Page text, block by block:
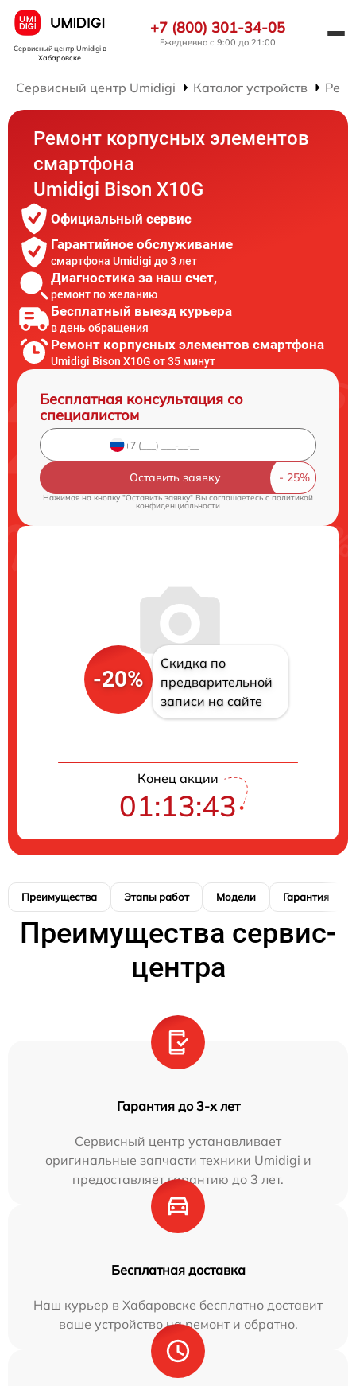
Сервисный центр Umidigiв
Хабаровске
+7 (800) 301-34-05
Ежедневно с 9:00 до 21:00
Сервисный центр Umidigi Каталог устройств
Ремонт корпусных элементов
смартфона
Umidigi Bison X10G
Официальный сервис
Гарантийное обслуживание
смартфона Umidigi до 3 лет
Диагностика за наш счет,
ремонт по желанию
Бесплатный выезд курьера
в день обращения
Ремонт корпусных элементов смартфона
Umidigi Bison X10G от 35 минут
Бесплатная консультация со
специалистом
Оставить заявку
Нажимая на кнопку "Оставить заявку" Вы соглашаетесь c политикой
конфиденциальности
-20%
Скидка по
предварительной
записи на сайте
Конец акции
01:13:42
Преимущества Этапы работ Модели Гарантия
Преимущества сервис-
центра
Гарантия до 3-х лет
Сервисный центр устанавливает
оригинальные запчасти техники Umidigi и
предоставляет гарантию до 3 лет.
Бесплатная доставка
Наш курьер в Хабаровске бесплатно доставит
ваше устройство на ремонт и обратно.